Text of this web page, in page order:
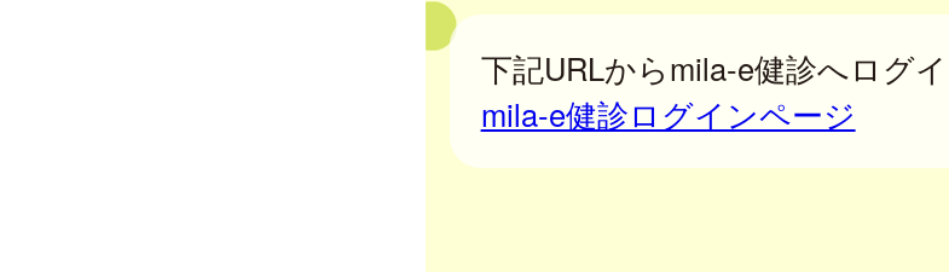
下記URLからmila-e健診へログイ
mila-e健診ログインページ